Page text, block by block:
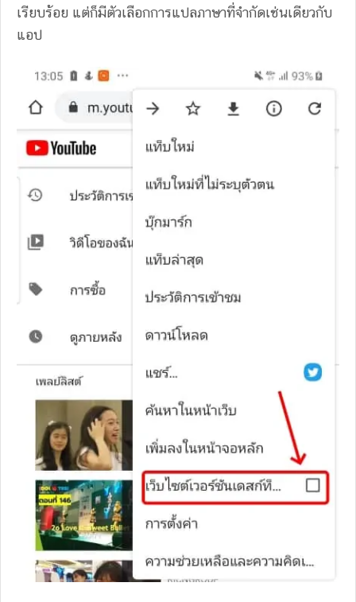
เรียบร้อย แต่ก็มีตัวเลือกการแปลภาษาที่จำกัดเช่นเดียวกับ
แอป